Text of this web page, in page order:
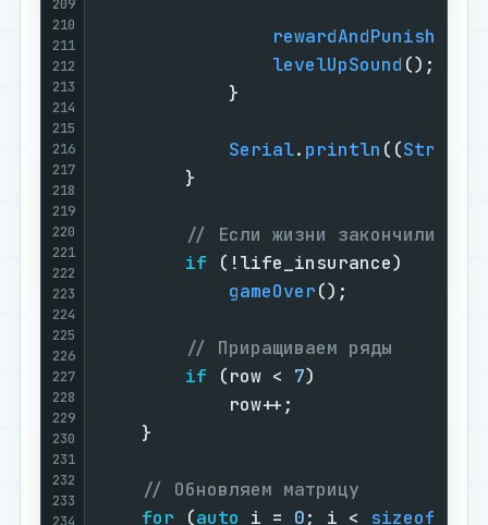
209
210
211
212
213
214
215
216
217
218
219
220
221
222
223
224
225
226
227
228
229
230
231
232
233
234
rewardAndPunish
levelUpSound ();
            }
Serial. println ((String
        }
// Если жизни закончились -
if (!life_insurance)
gameOver();
// Приращиваем ряды
if (row < 7)
            row++;
    }
// Обновляем матрицу
for (auto i = 0; i < sizeof